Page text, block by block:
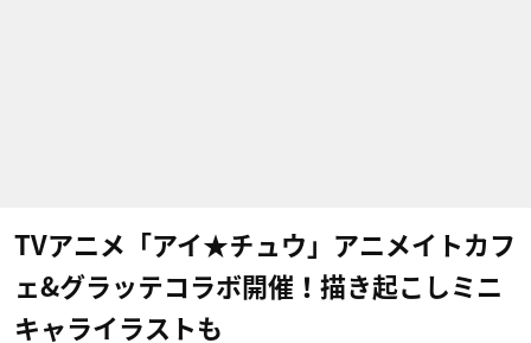
TVアニメ「アイ★チュウ」アニメイトカフ
ェ&グラッテコラボ開催！描き起こしミニ
キャライラストも